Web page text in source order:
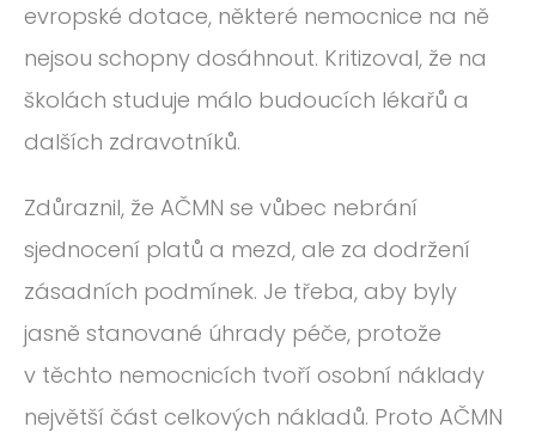
evropské dotace, některé nemocnice na ně
nejsou schopny dosáhnout. Kritizoval, že na
školách studuje málo budoucích lékařů a
dalších zdravotníků.
Zdůraznil, že AČMN se vůbec nebrání
sjednocení platů a mezd, ale za dodržení
zásadních podmínek. Je třeba, aby byly
jasně stanované úhrady péče, protože
v těchto nemocnicích tvoří osobní náklady
největší část celkových nákladů. Proto AČMN